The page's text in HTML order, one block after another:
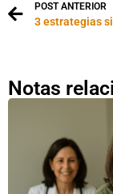
POST ANTERIOR
Notas